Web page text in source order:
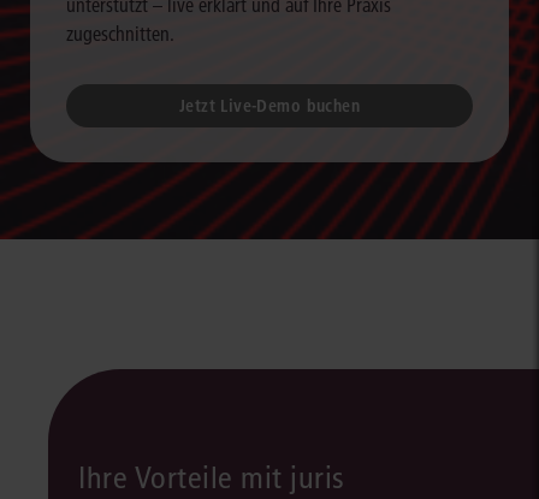
unterstützt – live erklärt und auf Ihre Praxis
zugeschnitten.
Jetzt Live-Demo buchen
Ihre Vorteile mit juris